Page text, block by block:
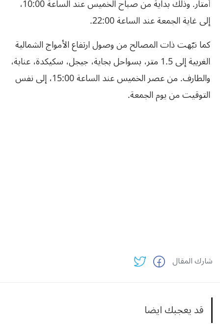
أمتار. وذلك بداية من صباح الخميس عند الساعة 10:00،
إلى غاية الجمعة عند الساعة 22:00.
كما نبّهت ذات المصالح من وصول ارتفاع الأمواج الشمالية
الغربية إلى 1.5 متر، بسواحل بجاية، جيجل، سكيكدة، عنابة،
والطارف. من عصر الخميس عند الساعة 15:00، إلى نفس
التوقيت من يوم الجمعة.
شارك المقال
قد يعجبك ايضا